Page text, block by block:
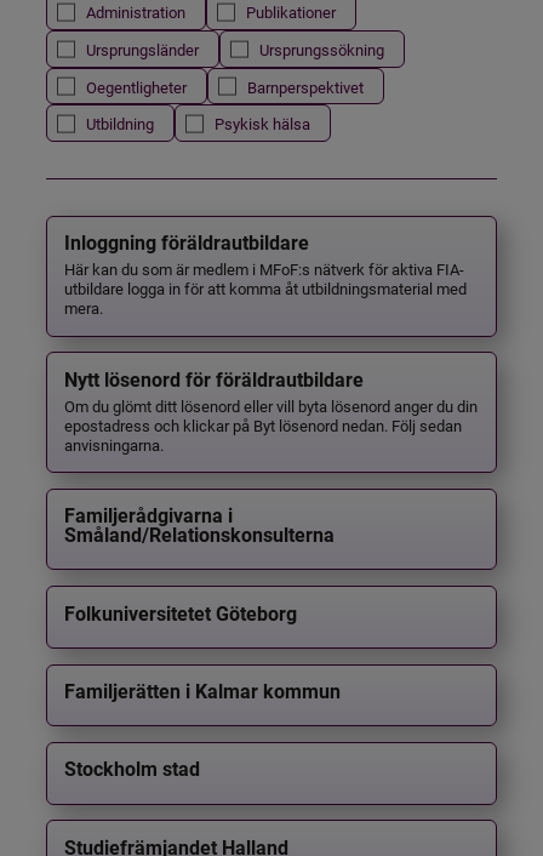
Administration
Publikationer
Ursprungsländer
Ursprungssökning
Oegentligheter
Barnperspektivet
Utbildning
Psykisk hälsa
Inloggning föräldrautbildare
Här kan du som är medlem i MFoF:s nätverk för aktiva FIA-
utbildare logga in för att komma åt utbildningsmaterial med
mera.
Nytt lösenord för föräldrautbildare
Om du glömt ditt lösenord eller vill byta lösenord anger du din
epostadress och klickar på Byt lösenord nedan. Följ sedan
anvisningarna.
Familjerådgivarna i
Småland/Relationskonsulterna
Folkuniversitetet Göteborg
Familjerätten i Kalmar kommun
Stockholm stad
Studiefrämjandet Halland